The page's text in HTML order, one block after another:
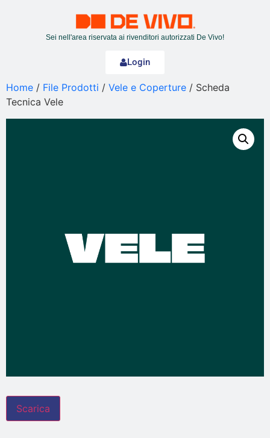
Sei nell'area riservata ai rivenditori autorizzati De Vivo!
Login
Home / File Prodotti / Vele e Coperture / Scheda
Tecnica Vele
Scarica